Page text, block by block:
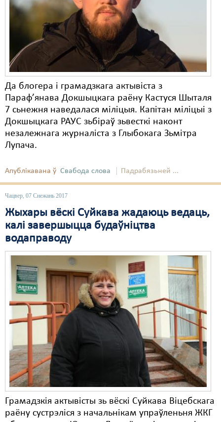
Да блогера і грамадзкага актывіста з
Параф’янава Докшыцкага раёну Кастуся Шыталя
7 сьнежня наведалася міліцыя. Капітан міліцыі з
Докшыцкага РАУС зьбіраў зьвесткі наконт
незалежнага журналіста з Глыбокага Зьмітра
Лупача.
Апублікавана ў Свабода слова Падрабязьней ...
Чацвер, 07 Снежань 2017
Жыхары вёскі Суйкава жадаюць ведаць,
калі завершыцца будаўніцтва
водаправоду
Грамадзкія актывісты зь вёскі Суйкава Віцебскага
раёну сустрэліся з начальнікам упраўленьня ЖКГ